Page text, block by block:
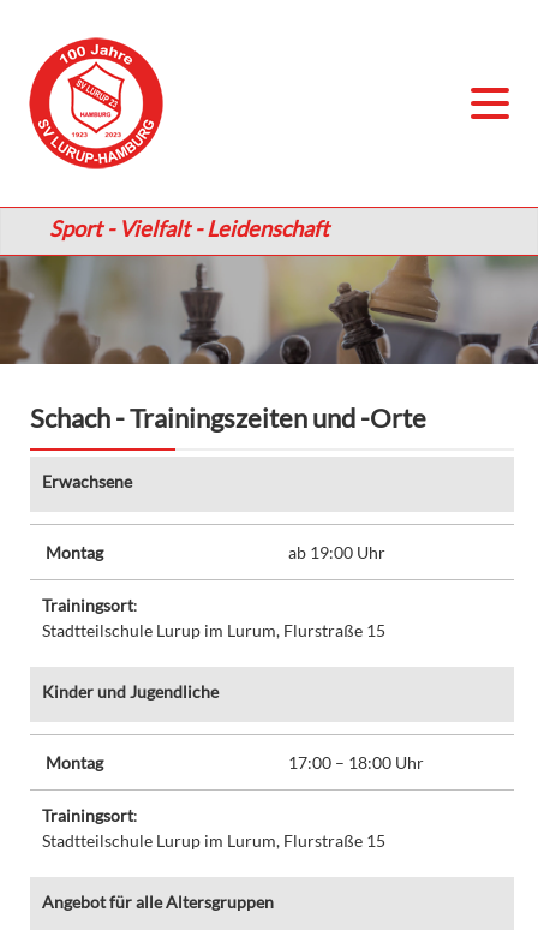
Sport - Vielfalt - Leidenschaft
Schach - Trainingszeiten und -Orte
Erwachsene
Montag ab 19:00 Uhr
Trainingsort:
Stadtteilschule Lurup im Lurum, Flurstraße 15
Kinder und Jugendliche
Montag 17:00 – 18:00 Uhr
Trainingsort:
Stadtteilschule Lurup im Lurum, Flurstraße 15
Angebot für alle Altersgruppen